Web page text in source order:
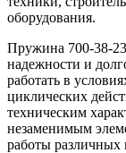
оборудования.
Пружина 700-38-
надежности и
работать в
циклических
техническим
незаменимым
работы различных